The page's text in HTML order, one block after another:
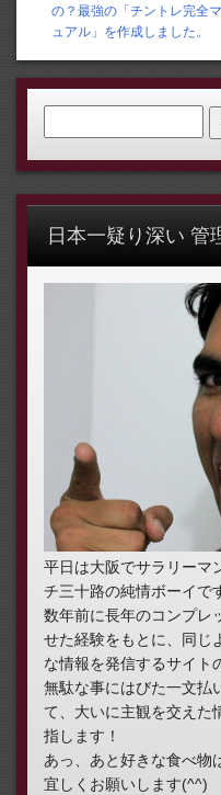
の？最強の「チントレ完全
ュアル」を作成しました。
日本一疑り深い 管
平日は大阪でサラリーマ
チ三十路の純情ボーイで
数年前に長年のコンプレ
せた経験をもとに、同じ
な情報を発信するサイト
無駄な事にはびた一文払
て、大いに主観を交えた
指します！
あっ、あと好きな食べ物
宜しくお願いします(^^)